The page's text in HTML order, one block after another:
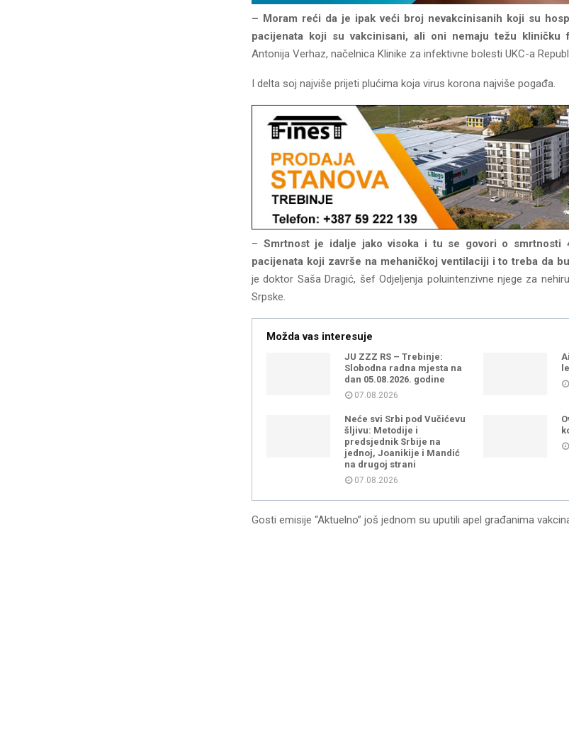
– Moram reći da je ipak veći broj nevakcinisanih koji su
pacijenata koji su vakcinisani, ali oni nemaju težu kliničku
Antonija Verhaz, načelnica Klinike za infektivne bolesti UKC-a
I delta soj najviše prijeti plućima koja virus korona najviše pogađa.
– Smrtnost je idalje jako visoka i tu se govori o smrtnosti
pacijenata koji završe na mehaničkoj ventilaciji i to treba da
je doktor Saša Dragić, šef Odjeljenja poluintenzivne njege za
Srpske.
Možda vas interesuje
JU ZZZ RS – Trebinje:
Slobodna radna mjesta na
dan 05.08.2026. godine
07.08.2026
Neće svi Srbi pod Vučićevu
šljivu: Metodije i
predsjednik Srbije na
jednoj, Joanikije i Mandić
na drugoj strani
07.08.2026
Gosti emisije “Aktuelno” još jednom su uputili apel građanima